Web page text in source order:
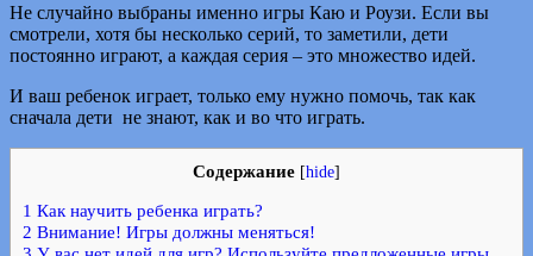
Не случайно выбраны именно игры Каю и Роузи. Если вы
смотрели, хотя бы несколько серий, то заметили, дети
постоянно играют, а каждая серия – это множество идей.
И ваш ребенок играет, только ему нужно помочь, так как
сначала дети не знают, как и во что играть.
Содержание [hide]
1 Как научить ребенка играть?
2 Внимание! Игры должны меняться!